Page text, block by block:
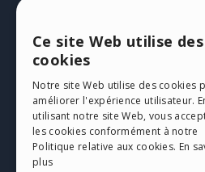
Mes Messages
Télécharger
Espace Web
Mes Crédits
Ce site Web utilise des
cookies
Notre site Web utilise des cookies
améliorer l'expérience utilisateur.
utilisant notre site Web, vous
les cookies conformément à notre
Politique relative aux cookies. En
plus